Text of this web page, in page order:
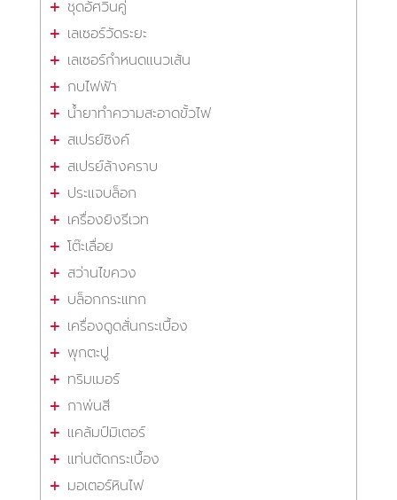
ชุดอัศวินคู่
เลเซอร์วัดระยะ
เลเซอร์กำหนดแนวเส้น
กบไฟฟ้า
น้ำยาทำความสะอาดขั้วไฟ
สเปรย์ซิงค์
สเปรย์ล้างคราบ
ประแจบล็อก
เครื่องยิงรีเวท
โต๊ะเลื่อย
สว่านไขควง
บล็อกกระแทก
เครื่องดูดสั่นกระเบื้อง
พุกตะปู
ทริมเมอร์
กาพ่นสี
แคล้มป์มิเตอร์
แท่นตัดกระเบื้อง
มอเตอร์หินไฟ